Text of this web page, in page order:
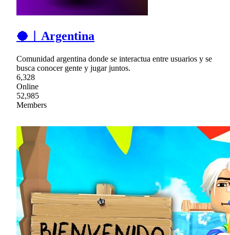
🥥︱Argentina
Comunidad argentina donde se interactua entre usuarios y se
busca conocer gente y jugar juntos.
6,328
Online
52,985
Members